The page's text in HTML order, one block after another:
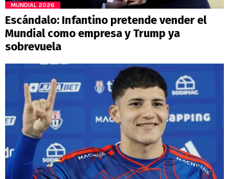
MUNDIAL 2026
Escándalo: Infantino pretende vender el
Mundial como empresa y Trump ya
sobrevuela